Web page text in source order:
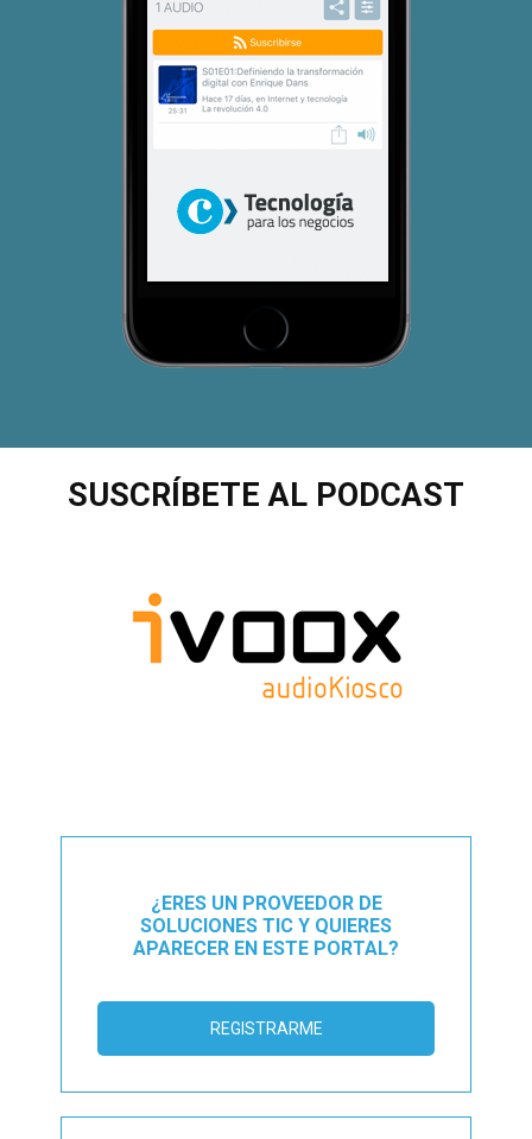
SUSCRÍBETE AL PODCAST
¿ERES UN PROVEEDOR DE
SOLUCIONES TIC Y QUIERES
APARECER EN ESTE PORTAL?
REGISTRARME